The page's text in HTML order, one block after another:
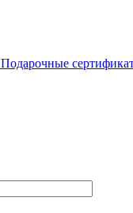
Подарочные